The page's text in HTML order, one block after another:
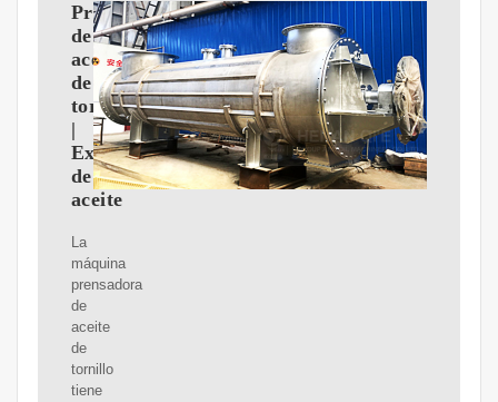
Prensa
de
aceite
de
tornillo
|
Expulsor
de
aceite
La
máquina
prensadora
de
aceite
de
tornillo
tiene